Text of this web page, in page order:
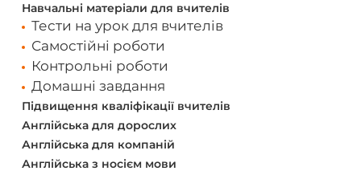
Навчальні матеріали для вчителів
Тести на урок для вчителів
Самостійні роботи
Контрольні роботи
Домашні завдання
Підвищення кваліфікації вчителів
Англійська для дорослих
Англійська для компаній
Англійська з носієм мови